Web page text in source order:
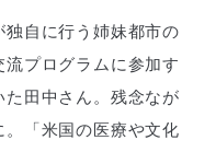
自に行う姉妹都市の
プログラムに参加す
田中さん。残念なが
「米国の医療や文化